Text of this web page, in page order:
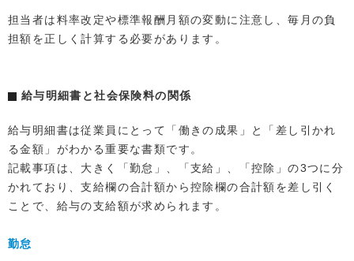
担当者は料率改定や標準報酬月額の変動に注意し、毎月の負
担額を正しく計算する必要があります。
給与明細書と社会保険料の関係
給与明細書は従業員にとって「働きの成果」と「差し引かれ
る金額」がわかる重要な書類です。
記載事項は、大きく「勤怠」、「支給」、「控除」の3つに分
かれており、支給欄の合計額から控除欄の合計額を差し引く
ことで、給与の支給額が求められます。
勤怠